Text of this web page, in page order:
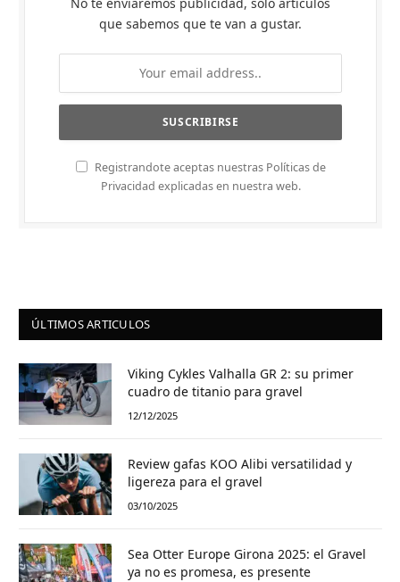
que sabemos que te van a gustar.
Registrandote aceptas nuestras Políticas de
Privacidad explicadas en nuestra web.
ÚLTIMOS ARTICULOS
Viking Cykles Valhalla GR 2: su primer
cuadro de titanio para gravel
12/12/2025
Review gafas KOO Alibi versatilidad y
ligereza para el gravel
03/10/2025
Sea Otter Europe Girona 2025: el Gravel
ya no es promesa, es presente